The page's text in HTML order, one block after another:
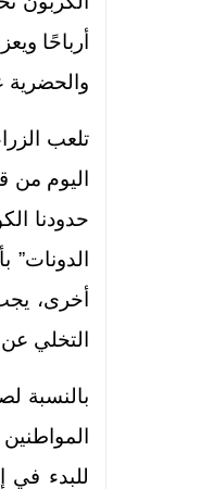
أرباحًا
تلعب
اليوم من
حدودنا
أخرى،
التخلي
بالنسبة